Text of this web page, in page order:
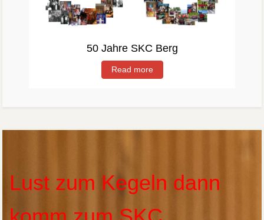
50 Jahre SKC Berg
Read more
Lust zum Kegeln dann